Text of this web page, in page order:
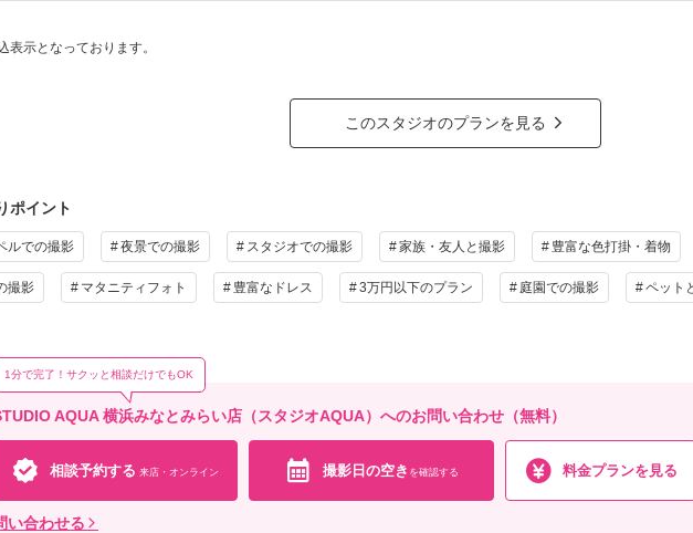
アメイクアテンド / 台紙付き写真1冊
会食 挙式 家族と撮影 家族用衣
その他含むもの
クアテンド / 台紙付き写真1冊
相談予約する
来店・オンライン
示となっております。
このスタジオのプランを見る
ポイント
ルでの撮影 夜景での撮影 スタジオでの撮影 家族・友人と撮影 豊富な色打掛・着物
撮影 マタニティフォト 豊富なドレス 3万円以下のプラン 庭園での撮影 ペット
AQUA 横浜みなとみらい店（スタジオAQUA）へのお問い合わせ（無料）
1分で完了！サクッと相談だけでもOK
相談予約する 来店・オンライン 撮影日の空き を確認する 料金プランを見る
い合わせる